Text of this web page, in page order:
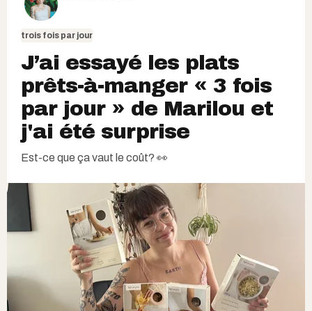
trois fois par jour
J’ai essayé les plats
prêts-à-manger « 3 fois
par jour » de Marilou et
j'ai été surprise
Est-ce que ça vaut le coût? 👀